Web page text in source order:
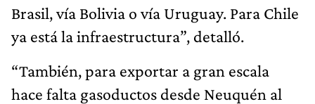
Brasil, vía Bolivia o vía Uruguay. Para Chile
ya está la infraestructura”, detalló.
“También, para exportar a gran escala
hace falta gasoductos desde Neuquén al